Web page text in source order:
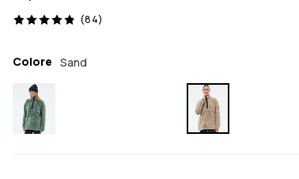
(84)
84 recensioni, 4.9/5
Colore Sand